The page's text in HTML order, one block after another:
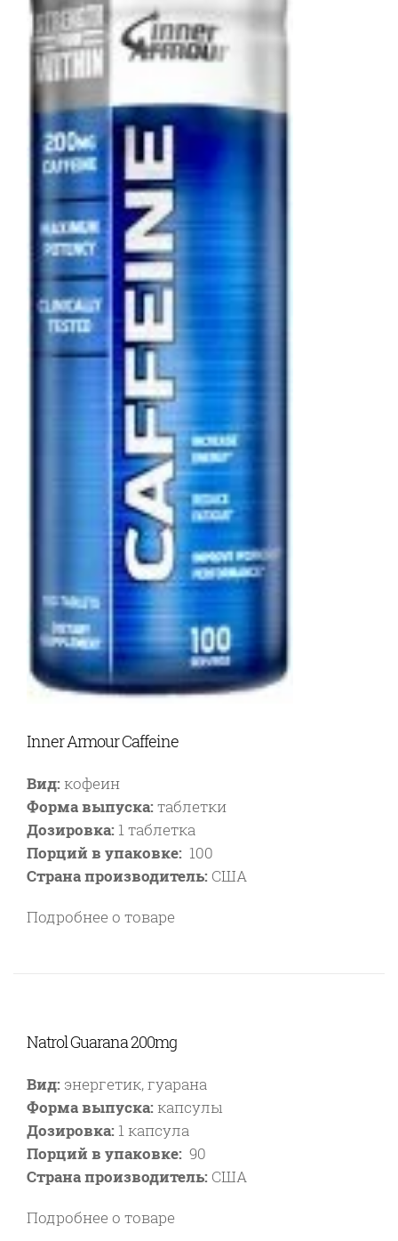
Inner Armour Caffeine
Вид: кофеин
Форма выпуска:таблетки
Дозировка: 1 таблетка
Порций в упаковке: 100
Страна производитель: США
Подробнее о товаре
Natrol Guarana 200mg
Вид: энергетик, гуарана
Форма выпуска: капсулы
Дозировка: 1 капсула
Порций в упаковке: 90
Страна производитель: США
Подробнее о товаре